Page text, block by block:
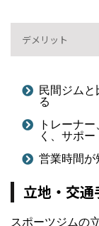
デメリット
民間ジム
る
トレーナ
く、サポ
営業時間が
立地・交
スポーツジムの